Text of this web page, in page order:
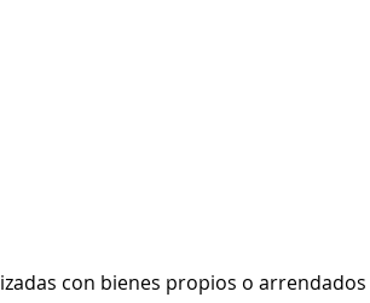
con bienes propios o arrendados